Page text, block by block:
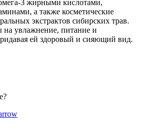
3 жирными кислотами,
а также косметические
экстрактов сибирских трав.
увлажнение, питание и
ей здоровый и сияющий вид.